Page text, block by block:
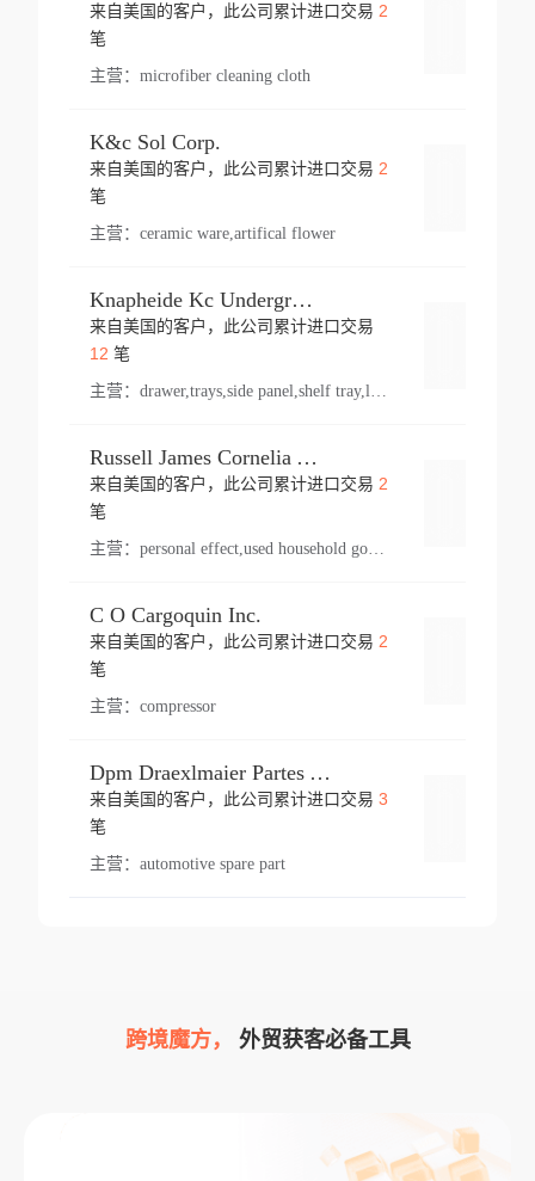
来自美国的客户，此公司累计进口交易 2
笔
主营： microfiber cleaning cloth
K&c Sol Corp.
来自美国的客户，此公司累计进口交易 2
笔
主营： ceramic ware,artifical flower
Knapheide Kc Underground
来自美国的客户，此公司累计进口交易
12 笔
主营：
Russell James Cornelia Arlington Va
来自美国的客户，此公司累计进口交易 2
笔
主营： personal effect,used household goods
C O Cargoquin Inc.
来自美国的客户，此公司累计进口交易 2
笔
主营： compressor
Dpm Draexlmaier Partes Automotrices Corr Ind Huejotzingo
来自美国的客户，此公司累计进口交易 3
笔
主营： automotive spare part
跨境魔方， 外贸获客必备工具